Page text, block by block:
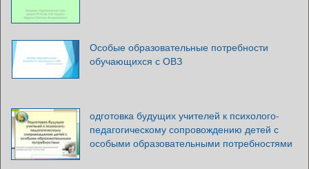
Особые образовательные потребности
обучающихся с ОВЗ
одготовка будущих учителей к психолого-
педагогическому сопровождению детей с
особыми образовательными потребностями